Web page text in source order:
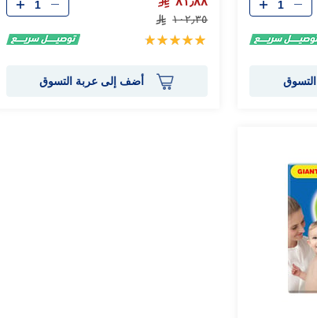
١٠٢٫٣٥
تقييم:
أضف إلى عربة التسوق